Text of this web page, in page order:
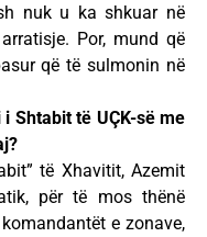
nuk u ka shkuar në
Por, mund që
që të sulmonin në
Shtabit të UÇK-së me
të Xhavitit, Azemit
për të mos thënë
e zonave,